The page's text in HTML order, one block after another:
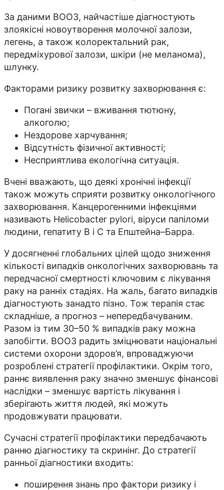
За даними ВООЗ, найчастіше діагностують
злоякісні новоутворення молочної залози,
легень, а також колоректальний рак,
передміхурової залози, шкіри (не меланома),
шлунку.
Факторами ризику розвитку захворювання є:
Погані звички – вживання тютюну,
алкоголю;
Нездорове харчування;
Відсутність фізичної активності;
Несприятлива екологічна ситуація.
Вчені вважають, що деякі хронічні інфекції
також можуть сприяти розвитку онкологічного
захворювання. Канцерогенними інфекціями
називають Helicobacter pylori, віруси папіломи
людини, гепатиту B і C та Епштейна–Барра.
У досягненні глобальних цілей щодо зниження
кількості випадків онкологічних захворювань та
передчасної смертності ключовим є лікування
раку на ранніх стадіях. На жаль, багато випадків
діагностують занадто пізно. Тож терапія стає
складніше, а прогноз – непередбачуваним.
Разом із тим 30–50 % випадків раку можна
запобігти. ВООЗ радить зміцнювати національні
системи охорони здоров’я, впроваджуючи
розроблені стратегії профілактики. Окрім того,
раннє виявлення раку значно зменшує фінансові
наслідки – зменшує вартість лікування і
зберігають життя людей, які можуть
продовжувати працювати.
Сучасні стратегії профілактики передбачають
ранню діагностику та скринінг. До стратегії
ранньої діагностики входить:
поширення знань про фактори ризику і